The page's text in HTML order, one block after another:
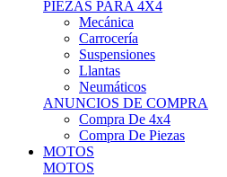
Carrocería
Suspensiones
Llantas
Neumáticos
ANUNCIOS DE COMPRA
Compra De 4x4
Compra De Piezas
MOTOS
MOTOS
Motos De Circuito